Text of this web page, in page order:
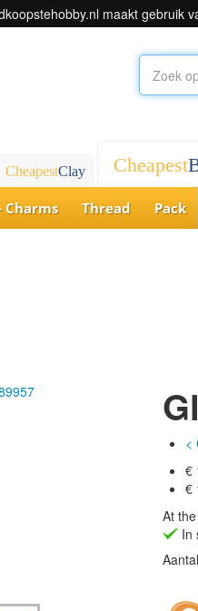
maakt gebruik
CheapestClay Cheapest
Charms Thread Pack
<
€
€
At
In
Aantal